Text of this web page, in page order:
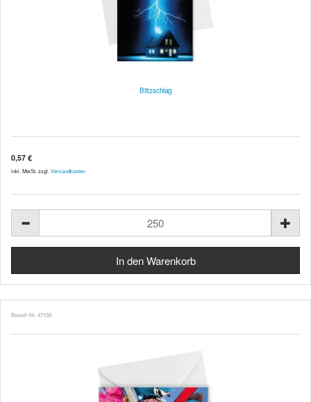
Blitzschlag
0,57 €
inkl. MwSt. zzgl. Versandkosten
Bestell-Nr. 47159